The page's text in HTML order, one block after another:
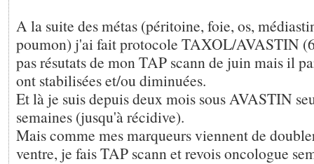
A la suite des métas (péritoine, foie, os,
poumon) j'ai fait protocole TAXOL/AVASTIN
pas résutats de mon TAP scann de juin mais il
ont stabilisées et/ou diminuées.
Et là je suis depuis deux mois sous AVASTIN
semaines (jusqu'à récidive).
Mais comme mes marqueurs viennent de
ventre, je fais TAP scann et revois oncologue